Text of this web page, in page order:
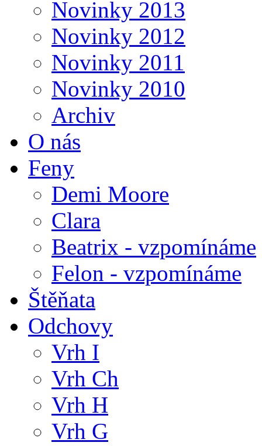
Novinky 2013
Novinky 2012
Novinky 2011
Novinky 2010
Archiv
O nás
Feny
Demi Moore
Clara
Beatrix - vzpomínáme
Felon - vzpomínáme
Štěňata
Odchovy
Vrh I
Vrh Ch
Vrh H
Vrh G